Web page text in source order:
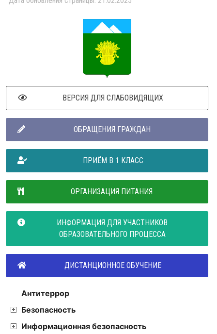
ВЕРСИЯ ДЛЯ СЛАБОВИДЯЩИХ
ОБРАЩЕНИЯ ГРАЖДАН
ПРИЁМ В 1 КЛАСС
ОРГАНИЗАЦИЯ ПИТАНИЯ
ИНФОРМАЦИЯ ДЛЯ УЧАСТНИКОВ
ОБРАЗОВАТЕЛЬНОГО ПРОЦЕССА
ДИСТАНЦИОННОЕ ОБУЧЕНИЕ
Антитеррор
Безопасность
Информационная безопасность